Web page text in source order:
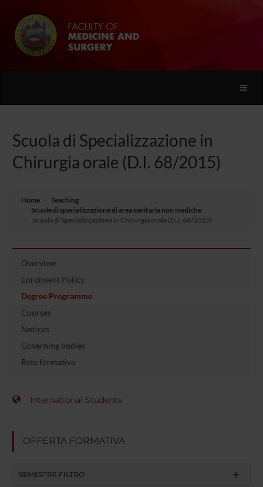
Toggle
Scuola di Specializzazione in
Chirurgia orale (D.I. 68/2015)
Home
Teaching
Scuole di specializzazione di area sanitaria non mediche
Scuola di Specializzazione in Chirurgia orale (D.I. 68/2015)
Overview
Enrolment Policy
Degree Programme
Courses
Notices
Governing bodies
Rete formativa
International Students
OFFERTA FORMATIVA
SEMESTRE FILTRO